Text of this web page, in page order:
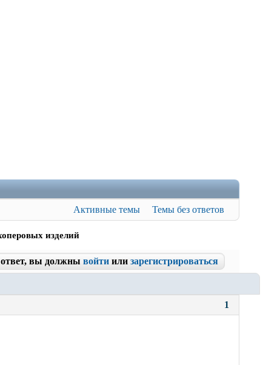
Активные темы Темы без ответов
изделий
вы должны войтиили зарегистрироваться
1